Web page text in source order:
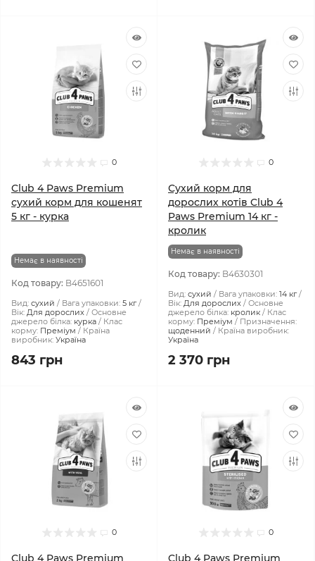
0
Club 4 Paws Premium
сухий корм для кошенят
5 кг - курка
Немає в наявності
Код товару: B4651601
Вид: сухий Вага упаковки: 5 кг
Вік: Для дорослих
Основне
джерело білка: курка
Клас
корму: Преміум
Країна
виробник: Україна
843 грн
0
Сухий корм для
дорослих котів Club 4
Paws Premium 14 кг -
кролик
Немає в наявності
Код товару: B4630301
Вид: сухий Вага упаковки: 14 кг
Вік: Для дорослих
Основне
джерело білка: кролик
Клас
корму: Преміум
Призначення:
щоденний
Країна виробник:
Україна
2 370 грн
0
Club 4 Paws Premium
0
Club 4 Paws Premium